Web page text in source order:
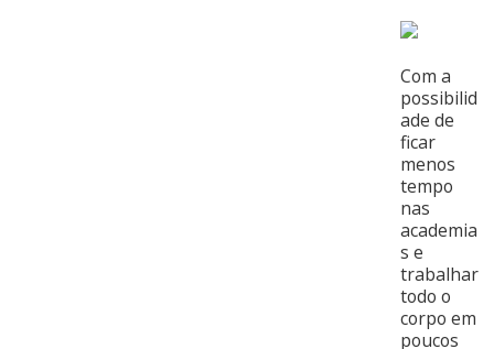
Com a
possibilid
ade de
ficar
menos
tempo
nas
academia
s e
trabalhar
todo o
corpo em
poucos